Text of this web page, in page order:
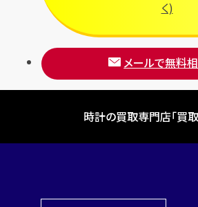
く)
メールで無料
時計の買取専門店「買